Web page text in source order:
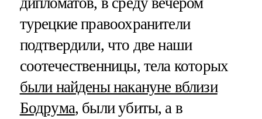
турецкие правоохранители
подтвердили, что две наши
соотечественницы, тела которых
были найдены накануне вблизи
Бодрума, были убиты, а в